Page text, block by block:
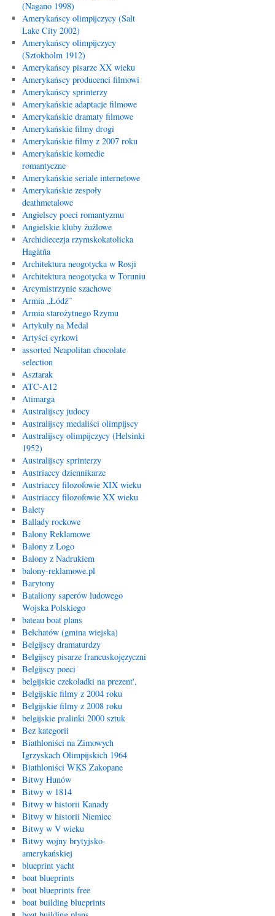
(Nagano 1998)
Amerykańscy olimpijczycy (Salt
Lake City 2002)
Amerykańscy olimpijczycy
(Sztokholm 1912)
Amerykańscy pisarze XX wieku
Amerykańscy producenci filmowi
Amerykańscy sprinterzy
Amerykańskie adaptacje filmowe
Amerykańskie dramaty filmowe
Amerykańskie filmy drogi
Amerykańskie filmy z 2007 roku
Amerykańskie komedie
romantyczne
Amerykańskie seriale internetowe
Amerykańskie zespoły
deathmetalowe
Angielscy poeci romantyzmu
Angielskie kluby żużlowe
Archidiecezja rzymskokatolicka
Hagåtña
Architektura neogotycka w Rosji
Architektura neogotycka w Toruniu
Arcymistrzynie szachowe
Armia „Łódź”
Armia starożytnego Rzymu
Artykuły na Medal
Artyści cyrkowi
assorted Neapolitan chocolate
selection
Asztarak
ATC-A12
Atimarga
Australijscy judocy
Australijscy medaliści olimpijscy
Australijscy olimpijczycy (Helsinki
1952)
Australijscy sprinterzy
Austriaccy dziennikarze
Austriaccy filozofowie XIX wieku
Austriaccy filozofowie XX wieku
Balety
Ballady rockowe
Balony Reklamowe
Balony z Logo
Balony z Nadrukiem
balony-reklamowe.pl
Barytony
Bataliony saperów ludowego
Wojska Polskiego
bateau boat plans
Bełchatów (gmina wiejska)
Belgijscy dramaturdzy
Belgijscy pisarze francuskojęzyczni
Belgijscy poeci
belgijskie czekoladki na prezent',
Belgijskie filmy z 2004 roku
Belgijskie filmy z 2008 roku
belgijskie pralinki 2000 sztuk
Bez kategorii
Biathloniści na Zimowych
Igrzyskach Olimpijskich 1964
Biathloniści WKS Zakopane
Bitwy Hunów
Bitwy w 1814
Bitwy w historii Kanady
Bitwy w historii Niemiec
Bitwy w V wieku
Bitwy wojny brytyjsko-
amerykańskiej
blueprint yacht
boat blueprints
boat blueprints free
boat building blueprints